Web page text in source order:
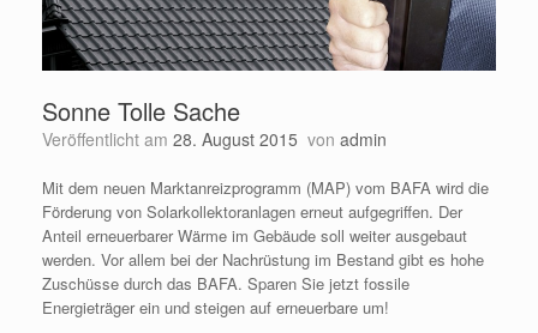
Sonne Tolle Sache
Veröffentlicht am 28. August 2015 von admin
Mit dem neuen Marktanreizprogramm (MAP) vom BAFA wird die
Förderung von Solarkollektoranlagen erneut aufgegriffen. Der
Anteil erneuerbarer Wärme im Gebäude soll weiter ausgebaut
werden. Vor allem bei der Nachrüstung im Bestand gibt es hohe
Zuschüsse durch das BAFA. Sparen Sie jetzt fossile
Energieträger ein und steigen auf erneuerbare um!